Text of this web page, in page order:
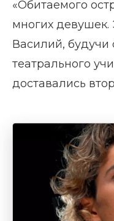
«Обитаемого
многих девушек.
Василий, будучи
театрального
доставались